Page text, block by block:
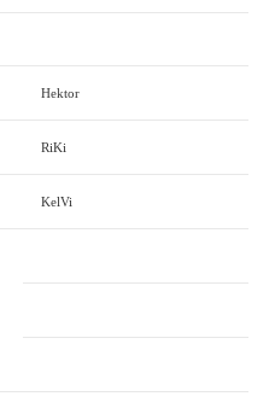
Hektor
RiKi
KelVi